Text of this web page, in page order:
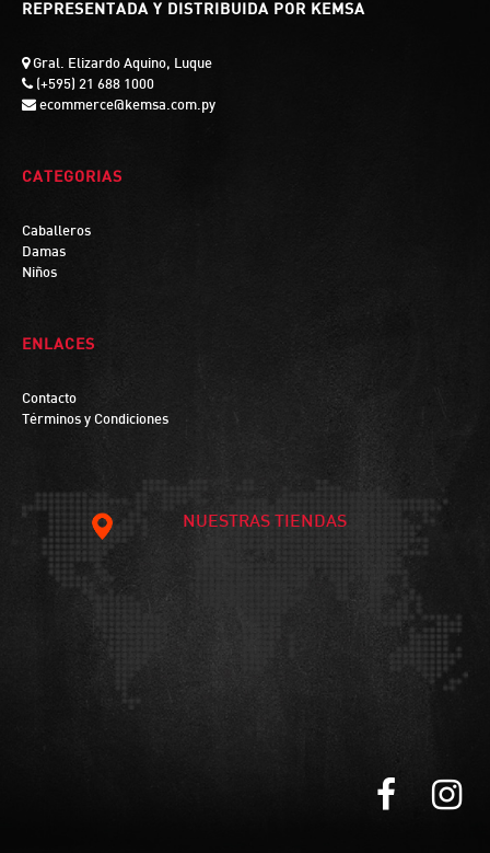
REPRESENTADA Y DISTRIBUIDA POR KEMSA
Gral. Elizardo Aquino, Luque
(+595) 21 688 1000
ecommerce@kemsa.com.py
CATEGORIAS
Caballeros
Damas
Niños
ENLACES
Contacto
Términos y Condiciones
NUESTRAS TIENDAS